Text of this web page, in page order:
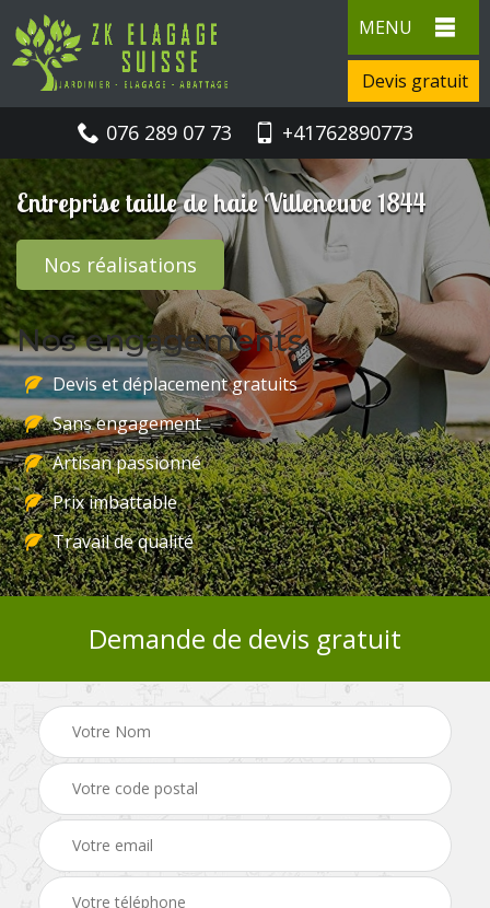
MENU
Devis gratuit
076 289 07 73 +41762890773
Entreprise taille de haie Villeneuve 1844
Nos réalisations
Nos engagements
Devis et déplacement gratuits
Sans engagement
Artisan passionné
Prix imbattable
Travail de qualité
Demande de devis gratuit